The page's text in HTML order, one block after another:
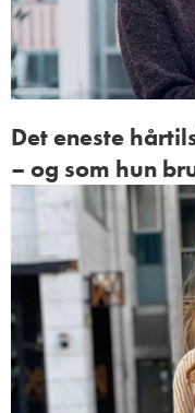
Det eneste
– og som hun